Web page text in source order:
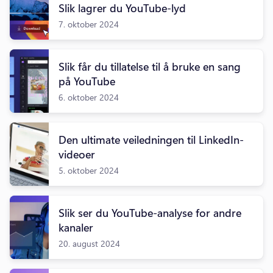
Slik lagrer du YouTube-lyd
7. oktober 2024
Slik får du tillatelse til å bruke en sang
på YouTube
6. oktober 2024
Den ultimate veiledningen til LinkedIn-
videoer
5. oktober 2024
Slik ser du YouTube-analyse for andre
kanaler
20. august 2024